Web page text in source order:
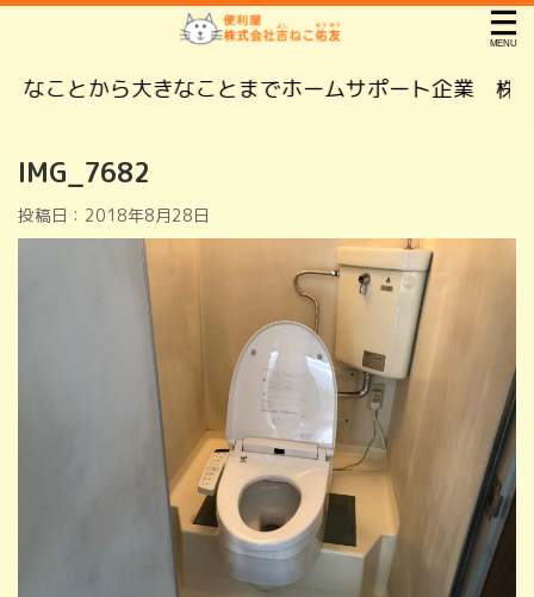
ことから大きなことまでホームサポート企業 株式会
IMG_7682
投稿日： 2018年8月28日